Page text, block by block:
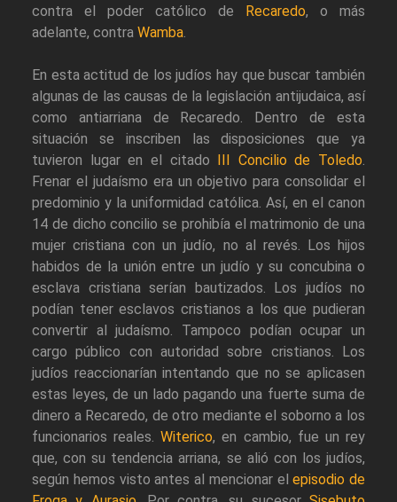
contra el poder católico de
Recaredo, o más
adelante, contra Wamba.
En esta actitud de los judíos hay que buscar también
algunas de las causas de la legislación antijudaica, así
como antiarriana de Recaredo. Dentro de esta
situación se inscriben las disposiciones que ya
tuvieron lugar en el citado
III Concilio de Toledo.
Frenar el judaísmo era un objetivo para consolidar el
predominio y la uniformidad católica. Así, en el canon
14 de dicho concilio se prohibía el matrimonio de una
mujer cristiana con un judío, no al revés. Los hijos
habidos de la unión entre un judío y su concubina o
esclava cristiana serían bautizados. Los judíos no
podían tener esclavos cristianos a los que pudieran
convertir al judaísmo. Tampoco podían ocupar un
cargo público con autoridad sobre cristianos. Los
judíos reaccionarían intentando que no se aplicasen
estas leyes, de un lado pagando una fuerte suma de
dinero a Recaredo, de otro mediante el soborno a los
funcionarios reales.Witerico, en cambio, fue un rey
que, con su tendencia arriana, se alió con los judíos,
según hemos visto antes al mencionar elepisodio de